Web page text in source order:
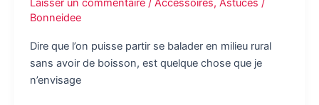
Laisser un commentaire / Accessoires, Astuces /
Bonneidee
Dire que l’on puisse partir se balader en milieu rural
sans avoir de boisson, est quelque chose que je
n’envisage